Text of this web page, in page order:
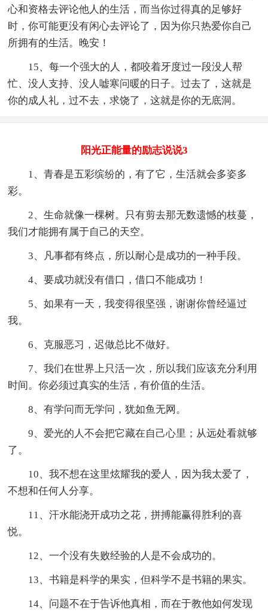
心和资格去评论他人的生活，而当你过得真的足够好
时，你可能更没有闲心去评论了，因为你只热爱你自己
所拥有的生活。晚安！
15、每一个强大的人，都咬着牙度过一段没人帮
忙、没人支持、没人嘘寒问暖的日子。过去了，这就是
你的成人礼，过不去，求饶了，这就是你的无底洞。
阳光正能量的励志说说3
1、青春是五彩缤纷的，有了它，生活就会多姿多
彩。
2、生命就像一棵树。只有剪去那无数遗憾的枝蔓，
我们才能拥有属于自己的天空。
3、凡事都有终点，所以耐心是成功的一种手段。
4、要成功就没有借口，借口不能成功！
5、如果有一天，我变得很坚强，谢谢你曾经逼过
我。
6、克服恶习，迟做总比不做好。
7、我们在世界上只活一次，所以我们应该充分利用
时间。你必须过真实的生活，有价值的生活。
8、有学问而无学问，犹如鱼无网。
9、爱光的人不会把它藏在自己心里；从远处看就够
了。
10、我不想在这里炫耀我的爱人，因为我太爱了，
不想和任何人分享。
11、汗水能浇开成功之花，拼搏能赢得胜利的喜
悦。
12、一个没有失败经验的人是不会成功的。
13、书籍是科学的果实，但科学不是书籍的果实。
14、问题不在于告诉他真相，而在于教他如何发现